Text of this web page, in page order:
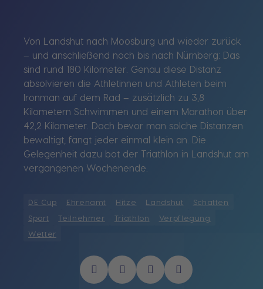
Von Landshut nach Moosburg und wieder zurück
– und anschließend noch bis nach Nürnberg: Das
sind rund 180 Kilometer. Genau diese Distanz
absolvieren die Athletinnen und Athleten beim
Ironman auf dem Rad – zusätzlich zu 3,8
Kilometern Schwimmen und einem Marathon über
42,2 Kilometer. Doch bevor man solche Distanzen
bewältigt, fängt jeder einmal klein an. Die
Gelegenheit dazu bot der Triathlon in Landshut am
vergangenen Wochenende.
DE Cup Ehrenamt Hitze Landshut
Schatten
Sport
Teilnehmer Triathlon
Verpflegung
Wetter